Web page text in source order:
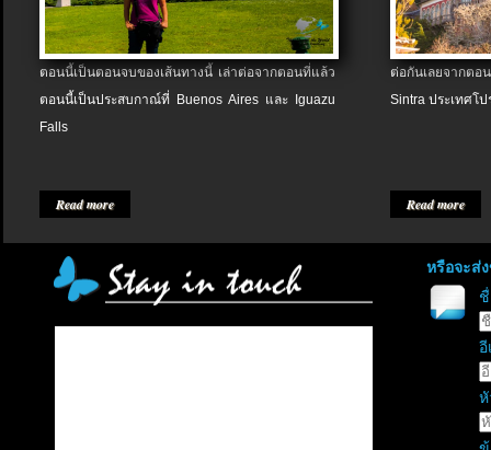
ตอนนี้เป็นตอนจบของเส้นทางนี้ เล่าต่อจากตอนที่แล้ว
ตอนนี้เป็นประสบกาณ์ที่ Buenos Aires และ Iguazu
Falls
Read more
ต่อกันเลยจากต
Sintra ประเทศโป
Read more
หรือจะส่
อี
หั